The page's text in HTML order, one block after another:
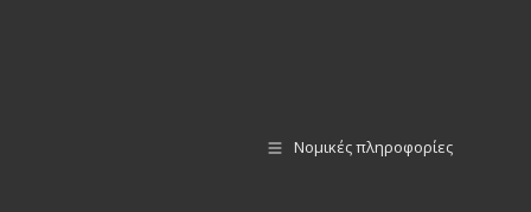
Νομικές πληροφορίες